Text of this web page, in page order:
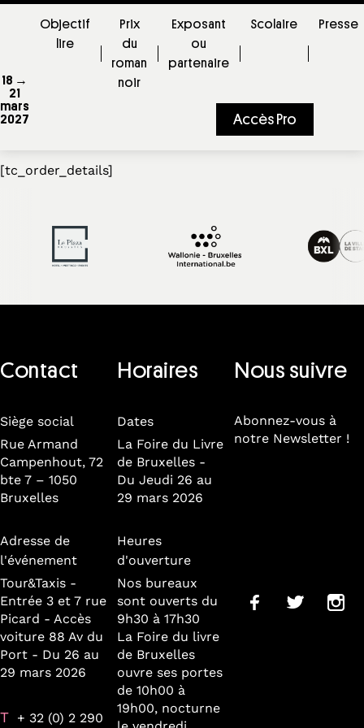
18 →
21
mars
2027
Objectif
lire
Prix
du
roman
noir
Exposant
ou
partenaire
Scolaire Presse
Accès Pro
[tc_order_details]
Contact
Siège social
Rue Armand
Campenhout, 72
bte 7 – 1050
Bruxelles
Adresse de
l'événement
Tour&Taxis -
Entrée 3 et 7 rue
Picard - Accès
voiture 88 Av du
Port - Du 26 au
29 mars 2026
T + 32 (0) 2 290
Horaires
Dates
La Foire du Livre
de Bruxelles -
Du Jeudi 26 au
29 mars 2026
Heures
d'ouverture
Nos bureaux
sont ouverts du
9h30 à 17h30
La Foire du livre
de Bruxelles
ouvre ses portes
de 10h00 à
19h00, nocturne
Nous suivre
Abonnez-vous à
notre Newsletter !